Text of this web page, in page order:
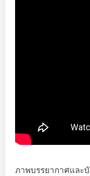
ภาพบรรยากาศและ